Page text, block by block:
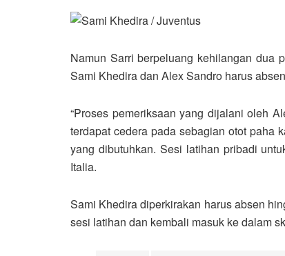
Namun Sarri berpeluang kehilangan dua
Sami Khedira dan Alex Sandro harus
“Proses pemeriksaan yang dijalani oleh
terdapat cedera pada sebagian otot paha
yang dibutuhkan. Sesi latihan pribadi
Italia.
Sami Khedira diperkirakan harus absen
sesi latihan dan kembali masuk ke dalam